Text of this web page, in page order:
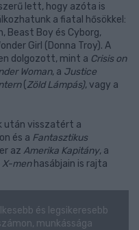
lett, hogy azóta is
a fiatal hősökkel:
Beast Boy és Cyborg,
Girl (Donna Troy). A
dolgozott, mint a Crisis on
Woman, a Justice
(Zöld Lámpás), vagy a
után visszatért a
on és a Fantasztikus
az Amerika Kapitány, a
X-menhasábjain is rajta
és legsikeresebb
munkássága